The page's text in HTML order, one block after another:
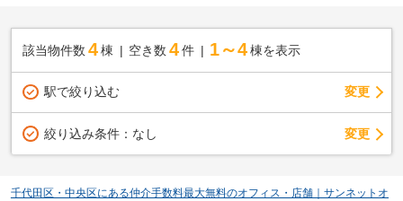
該当物件数 4棟 空き数 4 件 1～4 棟を表示
駅で絞り込む 変更
絞り込み条件： なし 変更
千代田区・中央区にある仲介手数料最大無料のオフィス・店舗｜サンネットオ